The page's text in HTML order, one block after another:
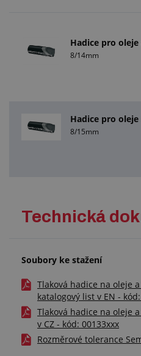
Hadice pro
8/14mm
Hadice pro oleje
8/15mm
Technická
Soubory ke stažení
Tlaková hadice na oleje
katalogový list v EN -
Tlaková hadice na oleje
v CZ - kód: 00133xxx
Rozměrové tolerance